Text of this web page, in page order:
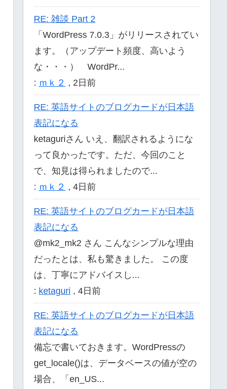
RE: 雑談 Part 2
「WordPress 7.0.3」がリリースされてい
ます。（アップデート頻度、高いよう
な・・・） WordPr...
: ｍｋ２ , 2日前
RE: 英語サイトのブログカードが日本語
表記になる
ketaguriさん いえ、翻訳されるようにな
って良かったです。ただ、今回のこと
で、知見は得られましたので...
: ｍｋ２ , 4日前
RE: 英語サイトのブログカードが日本語
表記になる
@mk2_mk2 さん こんなシンプルな理由
だったとは、私も驚きました。 この度
は、丁寧にアドバイスし...
: ketaguri , 4日前
RE: 英語サイトのブログカードが日本語
表記になる
備忘で書いておきます。WordPressの
get_locale()は、データベースの値が空の
場合、「en_US...